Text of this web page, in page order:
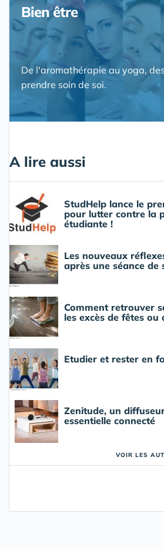
Bien être
De l'aromathérapie au yoga,
prendre soin de soi.
A lire aussi
StudHelp lance le
pour lutter contre la
étudiante !
Les nouveaux
après une séance de
Comment retrouver
les excès de fêtes ou
Etudier et rester en
Zenitude, un
essentielle connecté
VOIR LES